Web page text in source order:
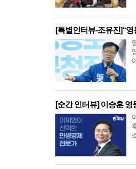
[특별인터뷰-조유진]“영
[순간 인터뷰] 이승훈 영